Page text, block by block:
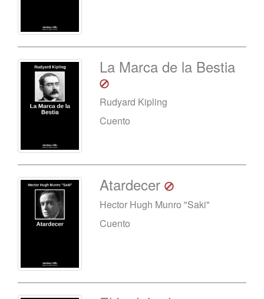
La Marca de la Bestia
Rudyard Kipling
Cuento
Atardecer
Hector Hugh Munro "Saki"
Cuento